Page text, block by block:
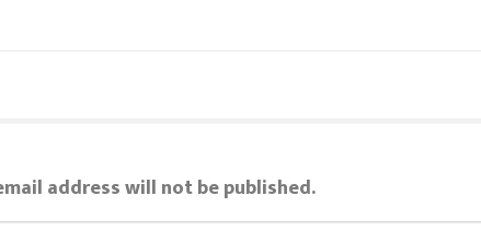
address will not be published.